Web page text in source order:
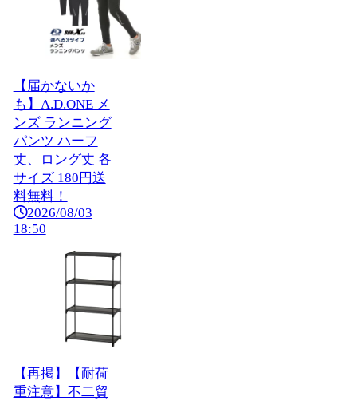
【届かないか
も】A.D.ONE メ
ンズ ランニング
パンツ ハーフ
丈、ロング丈 各
サイズ 180円送
料無料！
2026/08/03
18:50
【再掲】【耐荷
重注意】不二貿